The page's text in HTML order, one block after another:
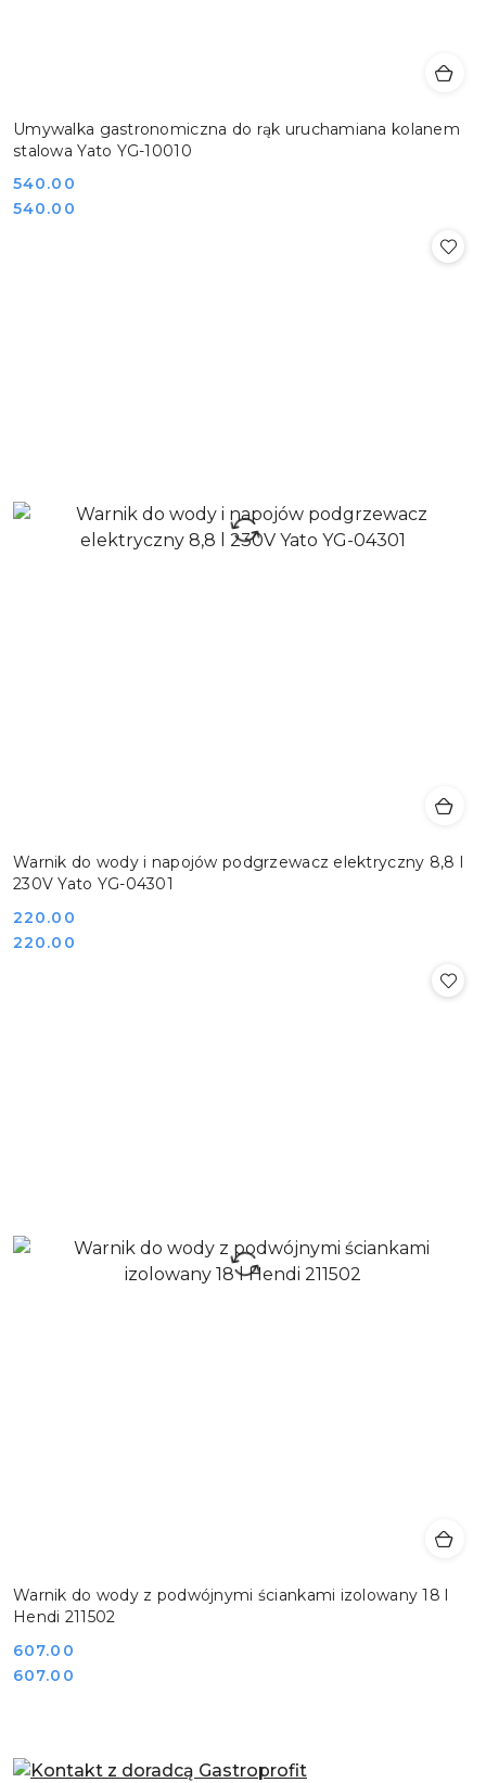
Umywalka gastronomiczna do rąk uruchamiana kolanem
stalowa Yato YG-10010
Cena:
540.00
Cena:
540.00
Warnik do wody i napojów podgrzewacz elektryczny 8,8 l
230V Yato YG-04301
Cena:
220.00
Cena:
220.00
Warnik do wody z podwójnymi ściankami izolowany 18 l
Hendi 211502
Cena:
607.00
Cena:
607.00